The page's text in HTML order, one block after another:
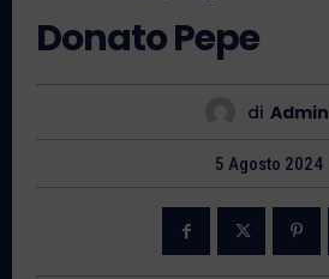
Donato Pepe
di Admin
5 Agosto 2024